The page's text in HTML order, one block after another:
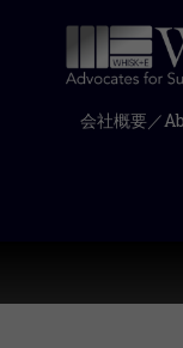
会社概要／